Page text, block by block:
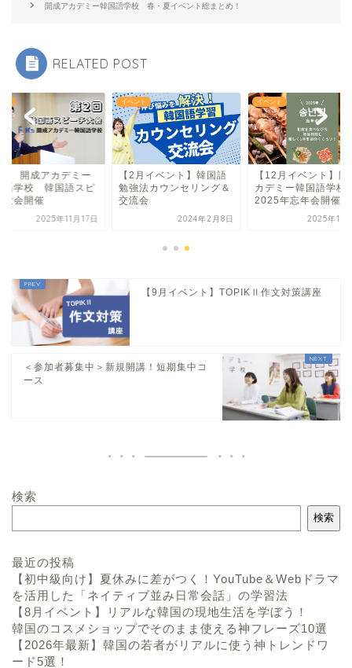
開成アカデミー韓国語学校 春・夏イベント総まとめ！
RELATED POST
開成アカデミー
語学校 韓国語スピ
大会開催
2025年11月17日
イベント
【2月イベント】韓国語
勉強法カウンセリング＆
交流会
2024年2月8日
イベント
【12月イベント】開
カデミー韓国語学
2025年忘年会開催
2025年11
【9月イベント】TOPIKⅡ作文対策講座
＜参加者募集中＞新規開講！短期集中コ
ース
検索
検索
最近の投稿
【初中級向け】夏休みに差がつく！YouTube＆Webドラマ
を活用した「ネイティブ並み日常会話」の学習法
【8月イベント】リアルな韓国の現地生活を学ぼう！
韓国のコスメショップでそのまま使える神フレーズ10選
【2026年最新】韓国の若者がリアルに使う神トレンドワ
ード5選！